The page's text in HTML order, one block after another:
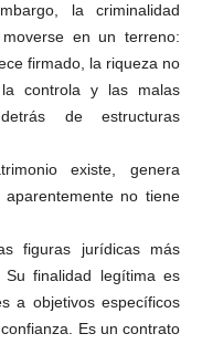
la criminalidad
en un terreno:
firmado, la riqueza no
controla y las malas
de estructuras
existe, genera
no tiene
figuras jurídicas más
finalidad legítima es
a objetivos específicos
Es un contrato